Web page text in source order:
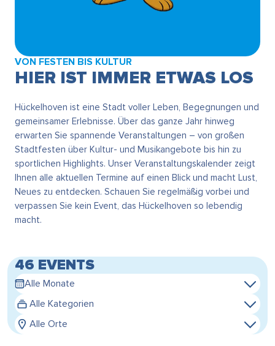
VON FESTEN BIS KULTUR
HIER IST IMMER ETWAS LOS
Hückelhoven ist eine Stadt voller Leben, Begegnungen und
gemeinsamer Erlebnisse. Über das ganze Jahr hinweg
erwarten Sie spannende Veranstaltungen – von großen
Stadtfesten über Kultur- und Musikangebote bis hin zu
sportlichen Highlights. Unser Veranstaltungskalender zeigt
Ihnen alle aktuellen Termine auf einen Blick und macht Lust,
Neues zu entdecken. Schauen Sie regelmäßig vorbei und
verpassen Sie kein Event, das Hückelhoven so lebendig
macht.
46 EVENTS
Alle Monate
Alle Kategorien
Alle Orte